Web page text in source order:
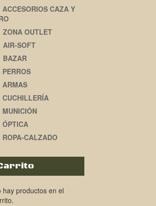
ACCESORIOS CAZA Y
ZONA OUTLET
AIR-SOFT
BAZAR
PERROS
ARMAS
CUCHILLERÍA
MUNICIÓN
ÓPTICA
ROPA-CALZADO
hay productos en el